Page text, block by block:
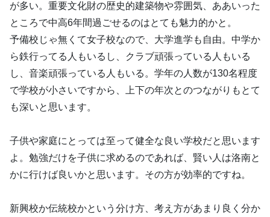
が多い。重要文化財の歴史的建築物や雰囲気、ああいった
ところで中高6年間過ごせるのはとても魅力的かと。
予備校じゃ無くて女子校なので、大学進学も自由。中学か
ら鉄行ってる人もいるし、クラブ頑張っている人もいる
し、音楽頑張っている人もいる。学年の人数が130名程度
で学校が小さいですから、上下の年次とのつながりもとて
も深いと思います。
子供や家庭にとっては至って健全な良い学校だと思います
よ。勉強だけを子供に求めるのであれば、賢い人は洛南と
かに行けば良いかと思います。その方が効率的ですね。
新興校か伝統校かという分け方、考え方があまり良く分か